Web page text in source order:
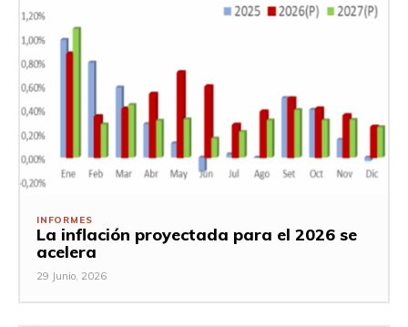
INFORMES
La inflación proyectada para el 2026 se
acelera
29 Junio, 2026